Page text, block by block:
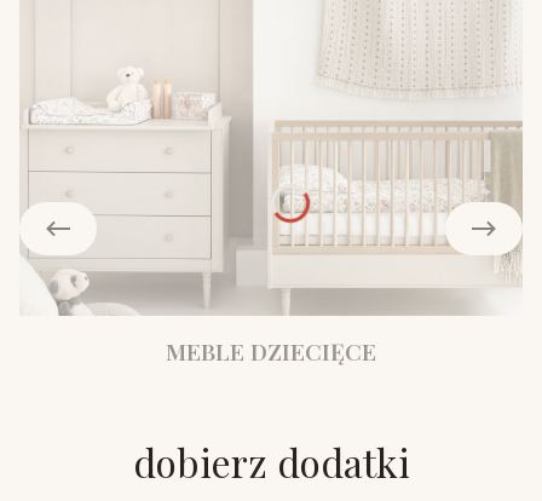
MEBLE DZIECIĘCE
dobierz dodatki